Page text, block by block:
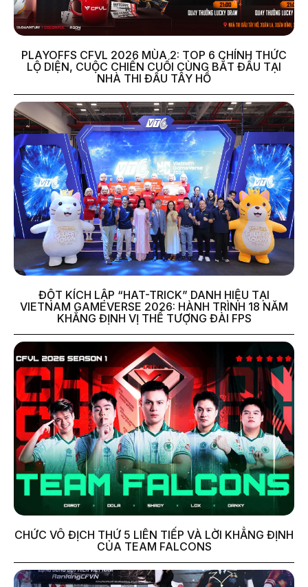
PLAYOFFS CFVL 2026 MÙA 2: TOP 6 CHÍNH THỨC
LỘ DIỆN, CUỘC CHIẾN CUỐI CÙNG BẮT ĐẦU TẠI
NHÀ THI ĐẤU TÂY HỒ
ĐỘT KÍCH LẬP “HAT-TRICK” DANH HIỆU TẠI
VIETNAM GAMEVERSE 2026: HÀNH TRÌNH 18 NĂM
KHẲNG ĐỊNH VỊ THẾ TƯỢNG ĐÀI FPS
CHỨC VÔ ĐỊCH THỨ 5 LIÊN TIẾP VÀ LỜI KHẲNG ĐỊNH
CỦA TEAM FALCONS